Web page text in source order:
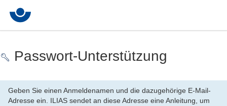
Passwort-Unterstützung
Geben Sie einen Anmeldenamen und die dazugehörige E-Mail-
Adresse ein. ILIAS sendet an diese Adresse eine Anleitung, um